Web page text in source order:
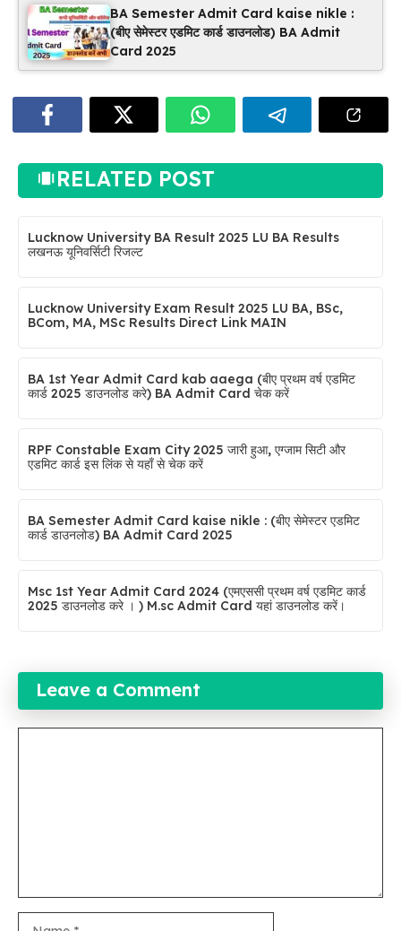
BA Semester Admit Card kaise nikle :
(बीए सेमेस्टर एडमिट कार्ड डाउनलोड) BA Admit
Card 2025
RELATED POST
Lucknow University BA Result 2025 LU BA Results
लखनऊ यूनिवर्सिटी रिजल्ट
Lucknow University Exam Result 2025 LU BA, BSc,
BCom, MA, MSc Results Direct Link MAIN
BA 1st Year Admit Card kab aaega (बीए प्रथम वर्ष एडमिट
कार्ड 2025 डाउनलोड करे) BA Admit Card चेक करें
RPF Constable Exam City 2025 जारी हुआ, एग्जाम सिटी और
एडमिट कार्ड इस लिंक से यहाँ से चेक करें
BA Semester Admit Card kaise nikle : (बीए सेमेस्टर एडमिट
कार्ड डाउनलोड) BA Admit Card 2025
Msc 1st Year Admit Card 2024 (एमएससी प्रथम वर्ष एडमिट कार्ड
2025 डाउनलोड करे । ) M.sc Admit Card यहां डाउनलोड करें।
Leave a Comment